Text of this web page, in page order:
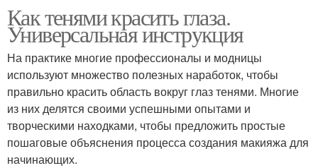
Как тенями красить глаза.
Универсальная инструкция
На практике многие профессионалы и модницы
используют множество полезных наработок, чтобы
правильно красить область вокруг глаз тенями. Многие
из них делятся своими успешными опытами и
творческими находками, чтобы предложить простые
пошаговые объяснения процесса создания макияжа для
начинающих.